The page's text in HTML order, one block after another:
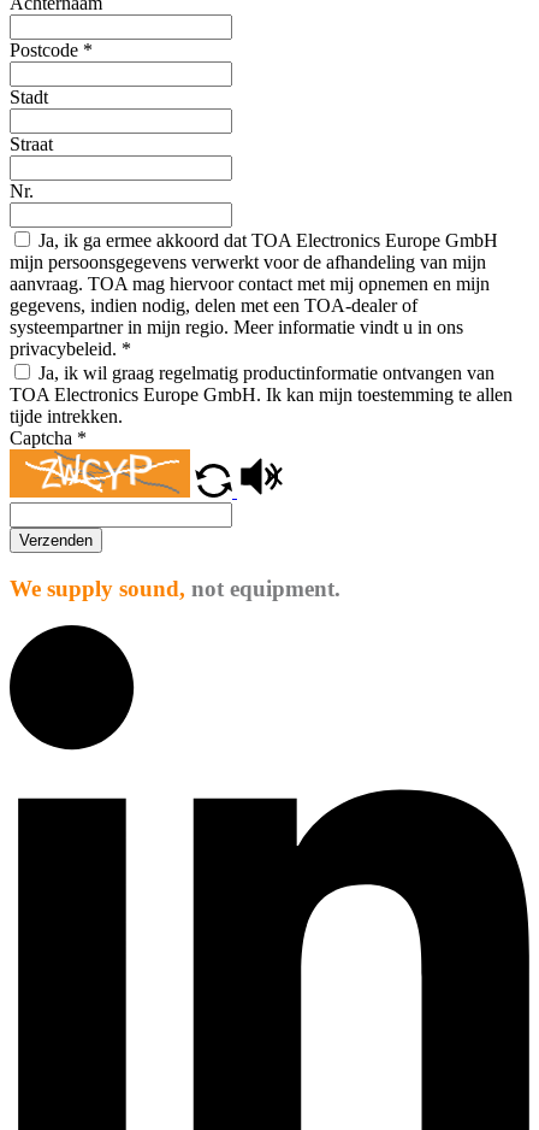
Postcode *
Stadt
Straat
Nr.
Ja, ik ga ermee akkoord dat TOA Electronics Europe GmbH
mijn persoonsgegevens verwerkt voor de afhandeling van mijn
aanvraag. TOA mag hiervoor contact met mij opnemen en mijn
gegevens, indien nodig, delen met een TOA-dealer of
systeempartner in mijn regio. Meer informatie vindt u in ons
privacybeleid. *
Ja, ik wil graag regelmatig productinformatie ontvangen van
TOA Electronics Europe GmbH. Ik kan mijn toestemming te allen
tijde intrekken.
Captcha *
Verzenden
We supply sound, not equipment.